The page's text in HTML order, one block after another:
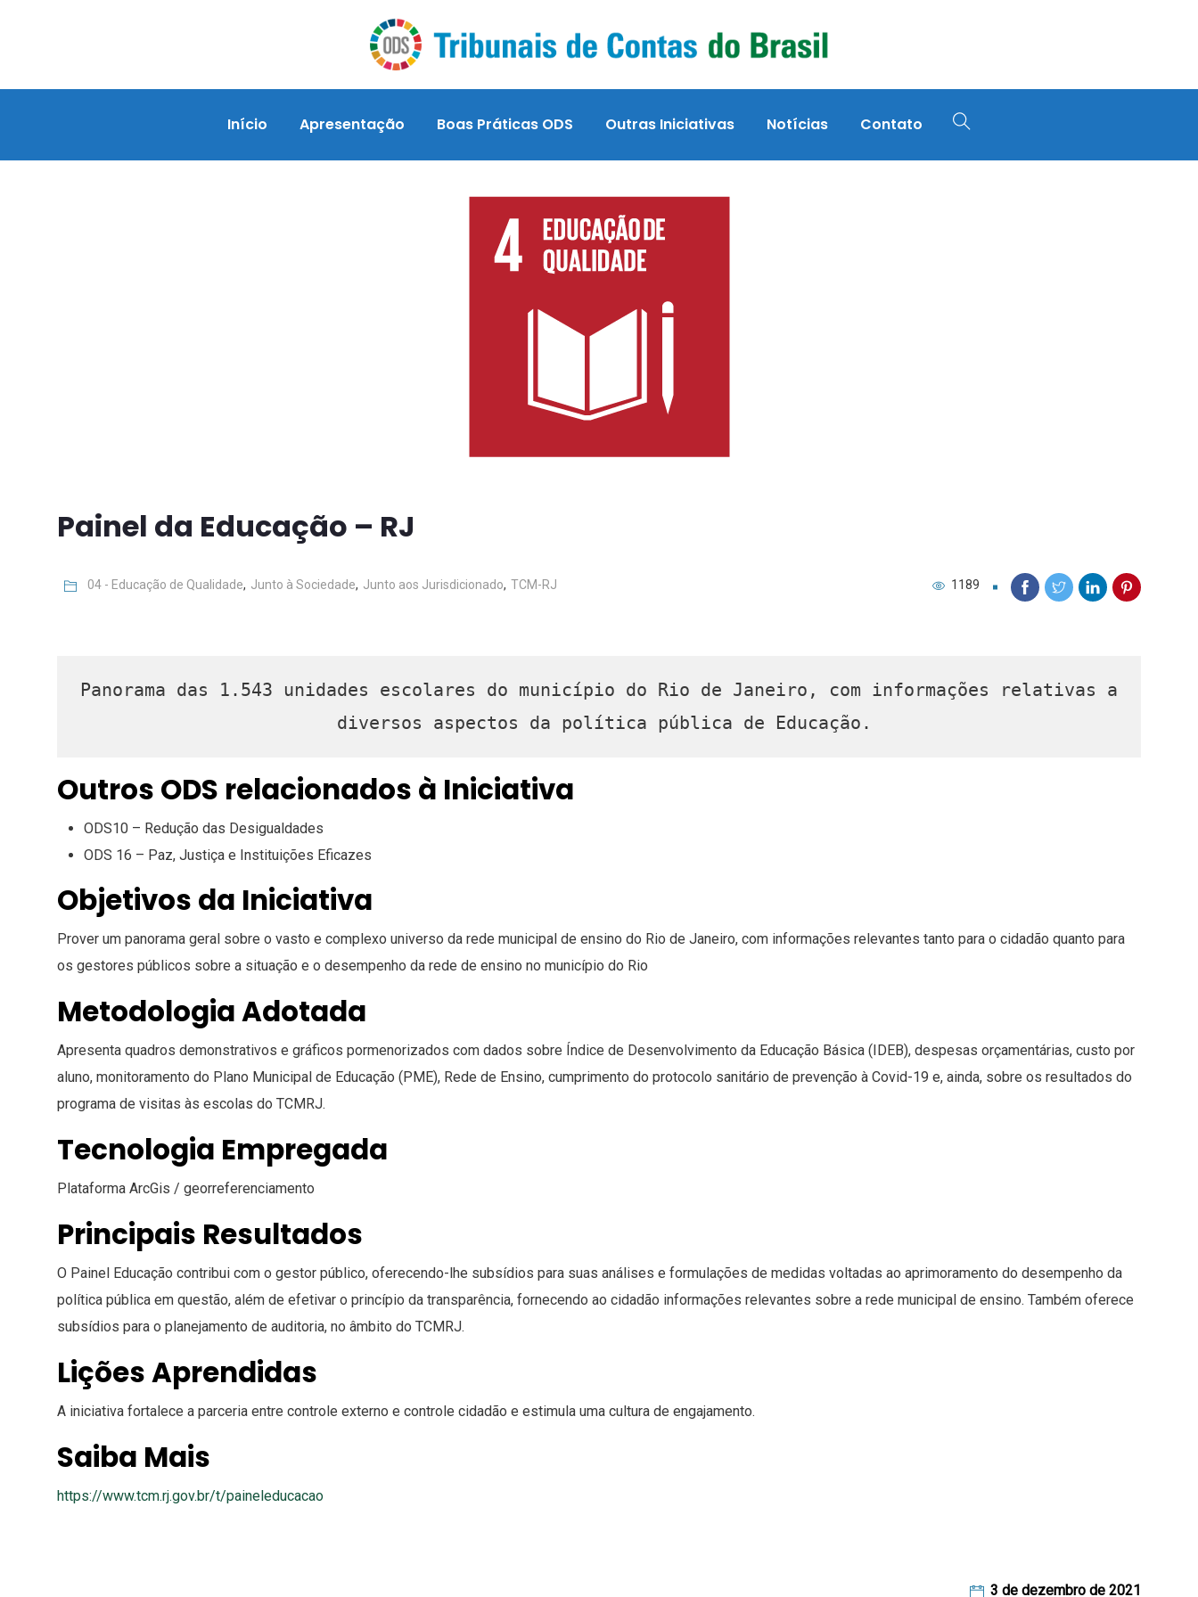
Início Apresentação Boas Práticas ODS Outras Iniciativas Notícias Contato
Painel da Educação – RJ
04 - Educação de Qualidade, Junto à Sociedade, Junto aos Jurisdicionado, TCM-RJ 1189
Panorama das 1.543 unidades escolares do município do Rio de Janeiro, com informações relativas a
diversos aspectos da política pública de Educação.
Outros ODS relacionados à Iniciativa
ODS10 – Redução das Desigualdades
ODS 16 – Paz, Justiça e Instituições Eficazes
Objetivos da Iniciativa
Prover um panorama geral sobre o vasto e complexo universo da rede municipal de ensino do Rio de Janeiro, com informações relevantes tanto para o cidadão quanto para
os gestores públicos sobre a situação e o desempenho da rede de ensino no município do Rio
Metodologia Adotada
Apresenta quadros demonstrativos e gráficos pormenorizados com dados sobre Índice de Desenvolvimento da Educação Básica (IDEB), despesas orçamentárias, custo por
aluno, monitoramento do Plano Municipal de Educação (PME), Rede de Ensino, cumprimento do protocolo sanitário de prevenção à Covid-19 e, ainda, sobre os resultados do
programa de visitas às escolas do TCMRJ.
Tecnologia Empregada
Plataforma ArcGis / georreferenciamento
Principais Resultados
O Painel Educação contribui com o gestor público, oferecendo-lhe subsídios para suas análises e formulações de medidas voltadas ao aprimoramento do desempenho da
política pública em questão, além de efetivar o princípio da transparência, fornecendo ao cidadão informações relevantes sobre a rede municipal de ensino. Também oferece
subsídios para o planejamento de auditoria, no âmbito do TCMRJ.
Lições Aprendidas
A iniciativa fortalece a parceria entre controle externo e controle cidadão e estimula uma cultura de engajamento.
Saiba Mais
https://www.tcm.rj.gov.br/t/paineleducacao
3 de dezembro de 2021